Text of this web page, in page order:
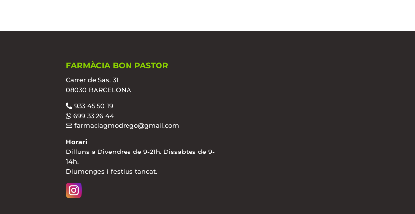
FARMÀCIA BON PASTOR
Carrer de Sas, 31
08030 BARCELONA
933 45 50 19
699 33 26 44
farmaciagmodrego@gmail.com
Horari
Dilluns a Divendres de 9-21h. Dissabtes de 9-
14h.
Diumenges i festius tancat.